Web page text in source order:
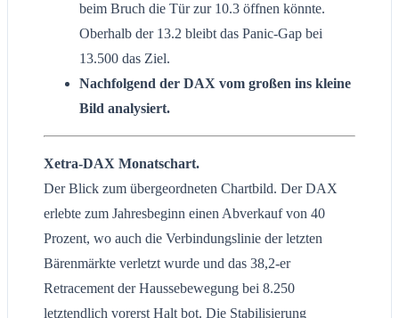
beim Bruch die Tür zur 10.3 öffnen könnte.
Oberhalb der 13.2 bleibt das Panic-Gap bei
13.500 das Ziel.
Nachfolgend der DAX vom großen ins kleine
Bild analysiert.
Xetra-DAX Monatschart.
Der Blick zum übergeordneten Chartbild. Der DAX
erlebte zum Jahresbeginn einen Abverkauf von 40
Prozent, wo auch die Verbindungslinie der letzten
Bärenmärkte verletzt wurde und das 38,2-er
Retracement der Haussebewegung bei 8.250
letztendlich vorerst Halt bot. Die Stabilisierung